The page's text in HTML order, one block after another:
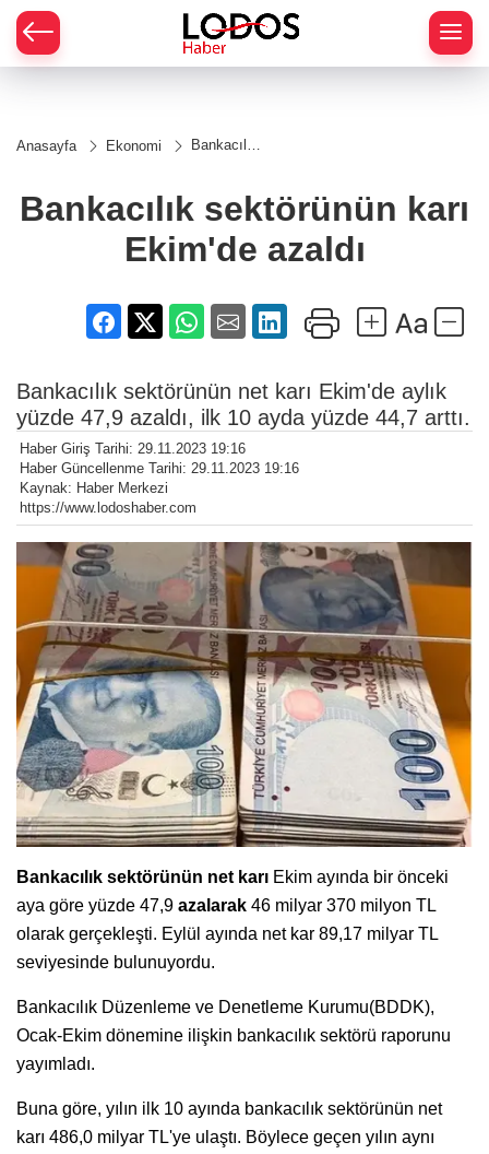
Anasayfa Ekonomi
Bankacılık
azaldı
Bankacılık sektörünün karı
Ekim'de azaldı
Bankacılık sektörünün net karı Ekim'de aylık
yüzde 47,9 azaldı, ilk 10 ayda yüzde 44,7 arttı.
Haber Giriş Tarihi: 29.11.2023 19:16
Haber Güncellenme Tarihi: 29.11.2023 19:16
Kaynak: Haber Merkezi
https://www.lodoshaber.com
Bankacılık sektörünün net karı Ekim ayında bir önceki
aya göre yüzde 47,9 azalarak 46 milyar 370 milyon TL
olarak gerçekleşti. Eylül ayında net kar 89,17 milyar TL
seviyesinde bulunuyordu.
Bankacılık Düzenleme ve Denetleme Kurumu(BDDK),
Ocak-Ekim dönemine ilişkin bankacılık sektörü raporunu
yayımladı.
Buna göre, yılın ilk 10 ayında bankacılık sektörünün net
karı 486,0 milyar TL'ye ulaştı. Böylece geçen yılın aynı